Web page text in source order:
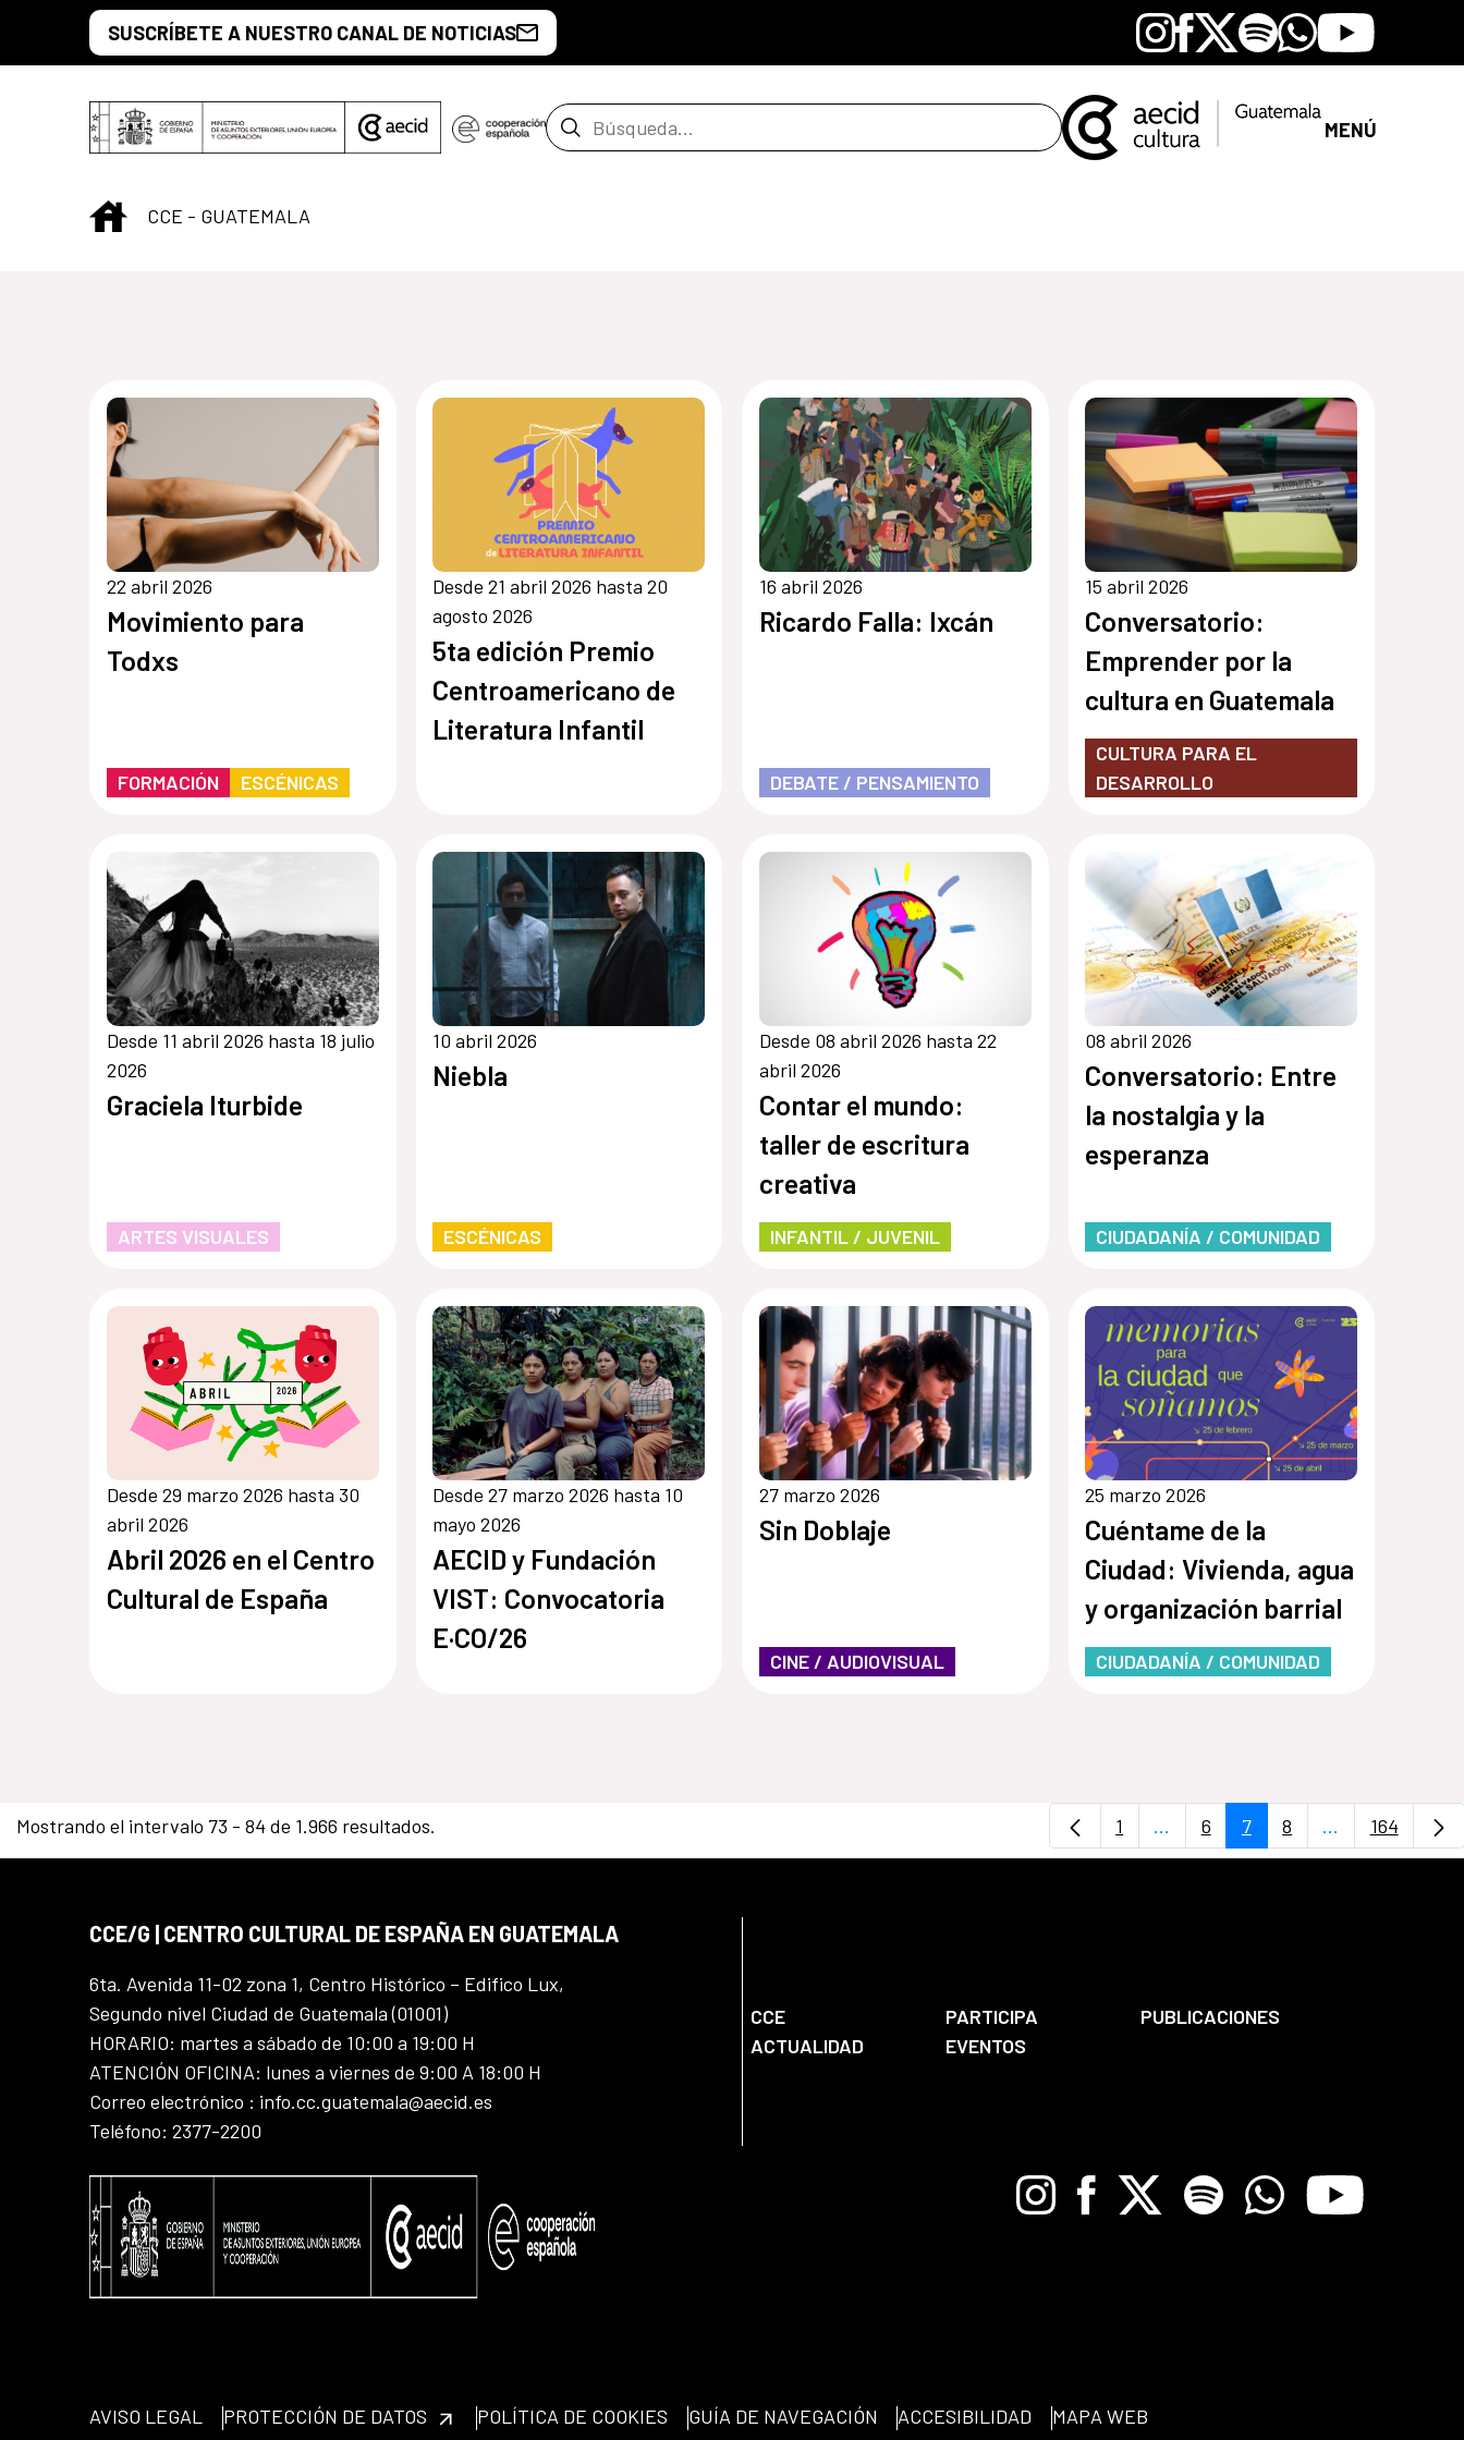
Saltar al contenido principal
SUSCRÍBETE A NUESTRO CANAL DE NOTICIAS Instagram
Facebook
X SpotifyWhatsapp
Youtube
Barra de búsqueda MENÚ
INICIO
CCE - GUATEMALA
22 abril 2026
Movimiento para
Todxs
FORMACIÓN ESCÉNICAS
Desde 21 abril 2026 hasta 20
agosto 2026
5ta edición Premio
Centroamericano de
Literatura Infantil
16 abril 2026
Ricardo Falla: Ixcán
DEBATE / PENSAMIENTO
15 abril 2026
Conversatorio:
Emprender por la
cultura en Guatemala
CULTURA PARA EL
DESARROLLO
Desde 11 abril 2026 hasta 18 julio
2026
Graciela Iturbide
ARTES VISUALES
10 abril 2026
Niebla
ESCÉNICAS
Desde 08 abril 2026 hasta 22
abril 2026
Contar el mundo:
taller de escritura
creativa
INFANTIL / JUVENIL
08 abril 2026
Conversatorio: Entre
la nostalgia y la
esperanza
CIUDADANÍA / COMUNIDAD
Desde 29 marzo 2026 hasta 30
abril 2026
Abril 2026 en el Centro
Cultural de España
Desde 27 marzo 2026 hasta 10
mayo 2026
AECID y Fundación
VIST: Convocatoria
E·CO/26
27 marzo 2026
Sin Doblaje
CINE / AUDIOVISUAL
25 marzo 2026
Cuéntame de la
Ciudad: Vivienda, agua
y organización barrial
CIUDADANÍA / COMUNIDAD
Mostrando el intervalo 73 - 84 de 1.966 resultados. Página
1 ...Páginas intermedias Use TAB para
Página
6 Página
7 Página
8 ...PáginasPágina
164
CCE/G | CENTRO CULTURAL DE ESPAÑA EN GUATEMALA
6ta. Avenida 11-02 zona 1, Centro Histórico – Edifico Lux,
Segundo nivel Ciudad de Guatemala (01001)
HORARIO: martes a sábado de 10:00 a 19:00 H
ATENCIÓN OFICINA: lunes a viernes de 9:00 A 18:00 H
Correo electrónico : info.cc.guatemala@aecid.es
Teléfono: 2377-2200
CCE PARTICIPA
PUBLICACIONES
ACTUALIDAD
EVENTOS
InstagramFacebook
X Spotify WhatsappYoutube
AVISO LEGAL PROTECCIÓN DE DATOS POLÍTICA DE COOKIES GUÍA DE NAVEGACIÓN ACCESIBILIDAD MAPA WEB